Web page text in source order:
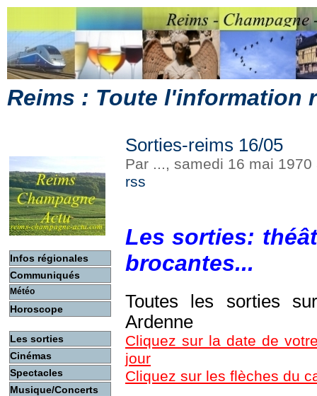
Reims : Toute l'information
Infos régionales
Communiqués
Météo
Horoscope
Les sorties
Cinémas
Spectacles
Musique/Concerts
Sorties-reims 16/05
Par ..., samedi 16 mai
rss
Les sorties:
brocantes...
Toutes les sorties
Ardenne
Cliquez sur la date de
jour
Cliquez sur les flèches du